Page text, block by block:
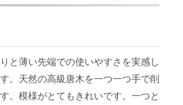
と薄い先端での使いやすさを実感し
。天然の高級唐木を一つ一つ手で削
。模様がとてもきれいです。一つと